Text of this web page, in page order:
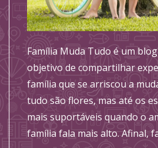
Família Muda Tudo é um
objetivo de compartilhar
família que se arriscou a
tudo são flores, mas até os
mais suportáveis quando o
família fala mais alto. Afinal,